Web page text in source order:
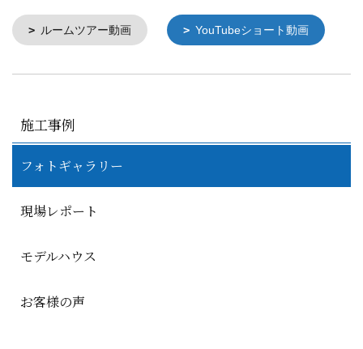
ルームツアー動画 YouTubeショート動画
施工事例
フォトギャラリー
現場レポート
モデルハウス
お客様の声